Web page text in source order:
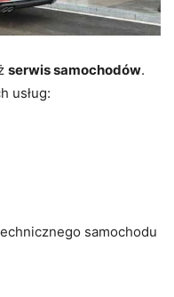
serwis samochodów.
usług:
samochodu